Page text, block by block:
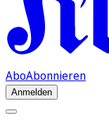
AboAbonnieren
Anmelden